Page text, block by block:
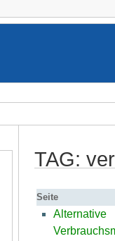
TAG:
Seite
Alternative